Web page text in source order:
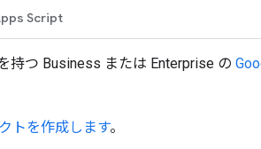
Script
持つ Business または Enterprise の
トを作成します。